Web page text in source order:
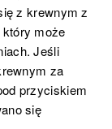
z krewnym z
może
Jeśli
za
przyciskiem
się